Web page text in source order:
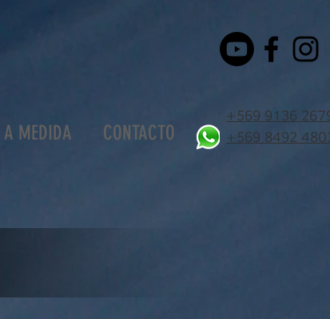
A MEDIDA CONTACTO
+569 9136
+569 8492